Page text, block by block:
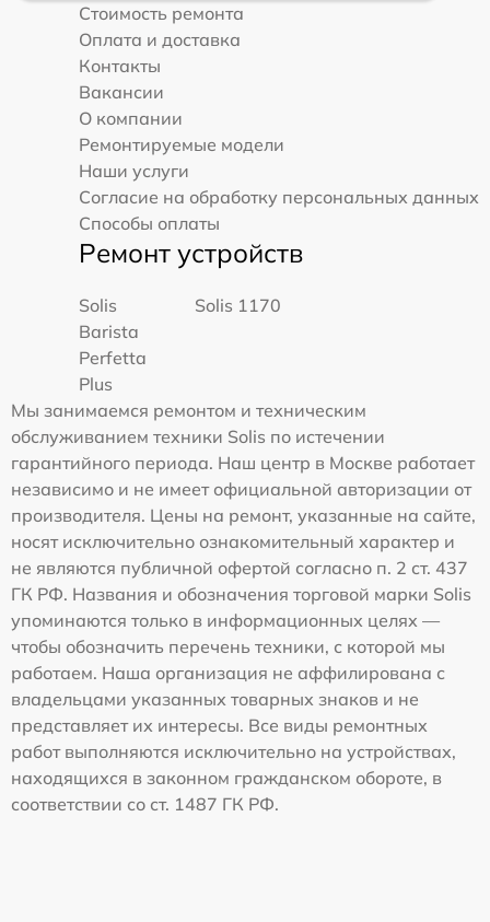
Стоимость ремонта
Оплата и доставка
Контакты
Вакансии
О компании
Ремонтируемые модели
Наши услуги
Согласие на обработку персональных данных
Способы оплаты
Ремонт устройств
Solis
Barista
Perfetta
Plus
Solis 1170
Мы занимаемся ремонтом и техническим
обслуживанием техники Solis по истечении
гарантийного периода. Наш центр в Москве работает
независимо и не имеет официальной авторизации от
производителя. Цены на ремонт, указанные на сайте,
носят исключительно ознакомительный характер и
не являются публичной офертой согласно п. 2 ст. 437
ГК РФ. Названия и обозначения торговой марки Solis
упоминаются только в информационных целях —
чтобы обозначить перечень техники, с которой мы
работаем. Наша организация не аффилирована с
владельцами указанных товарных знаков и не
представляет их интересы. Все виды ремонтных
работ выполняются исключительно на устройствах,
находящихся в законном гражданском обороте, в
соответствии со ст. 1487 ГК РФ.